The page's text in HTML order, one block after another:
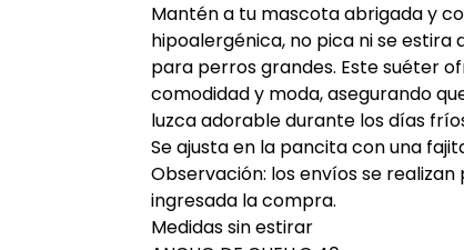
Mantén a tu mascota abrigada y
hipoalergénica, no pica ni se
para perros grandes. Este suéter
comodidad y moda, asegurando
luzca adorable durante los días
Se ajusta en la pancita con una
Observación: los envíos se
ingresada la compra.
Medidas sin estirar